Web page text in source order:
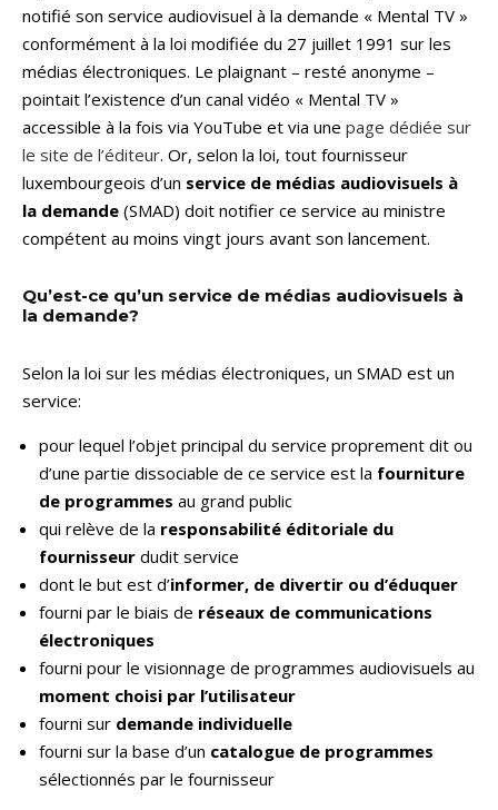
notifié son service audiovisuel à la demande « Mental TV »
conformément à la loi modifiée du 27 juillet 1991 sur les
médias électroniques. Le plaignant – resté anonyme –
pointait l’existence d’un canal vidéo « Mental TV »
accessible à la fois via YouTube et via une page dédiée sur
le site de l’éditeur. Or, selon la loi, tout fournisseur
luxembourgeois d’un service de médias audiovisuels à
la demande (SMAD) doit notifier ce service au ministre
compétent au moins vingt jours avant son lancement.
Qu’est-ce qu’un service de médias audiovisuels à
la demande?
Selon la loi sur les médias électroniques, un SMAD est un
service:
pour lequel l’objet principal du service proprement dit ou
d’une partie dissociable de ce service est la fourniture
de programmes au grand public
qui relève de la responsabilité éditoriale du
fournisseur dudit service
dont le but est d’informer, de divertir ou d’éduquer
fourni par le biais de réseaux de communications
électroniques
fourni pour le visionnage de programmes audiovisuels au
moment choisi par l’utilisateur
fourni sur demande individuelle
fourni sur la base d’un catalogue de programmes
sélectionnés par le fournisseur